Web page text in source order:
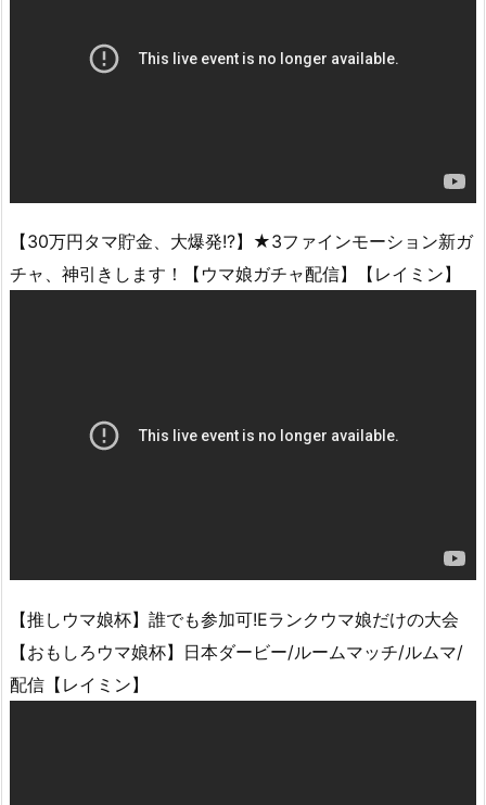
【30万円タマ貯金、大爆発!?】★3ファインモーション新ガ
チャ、神引きします！【ウマ娘ガチャ配信】【レイミン】
【推しウマ娘杯】誰でも参加可!Eランクウマ娘だけの大会
【おもしろウマ娘杯】日本ダービー/ルームマッチ/ルムマ/
配信【レイミン】